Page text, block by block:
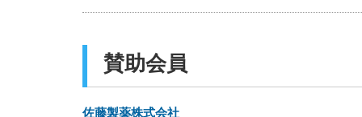
賛助会員
佐藤製薬株式会社